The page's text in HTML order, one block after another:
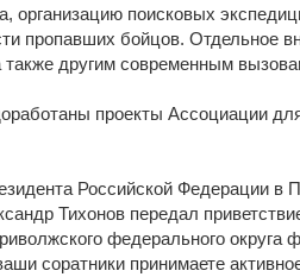
организацию поисковых
пропавших бойцов. Отдельное
также другим современным
проекты Ассоциации
Российской Федерации в
Тихонов передал
федерального округа
соратники принимаете